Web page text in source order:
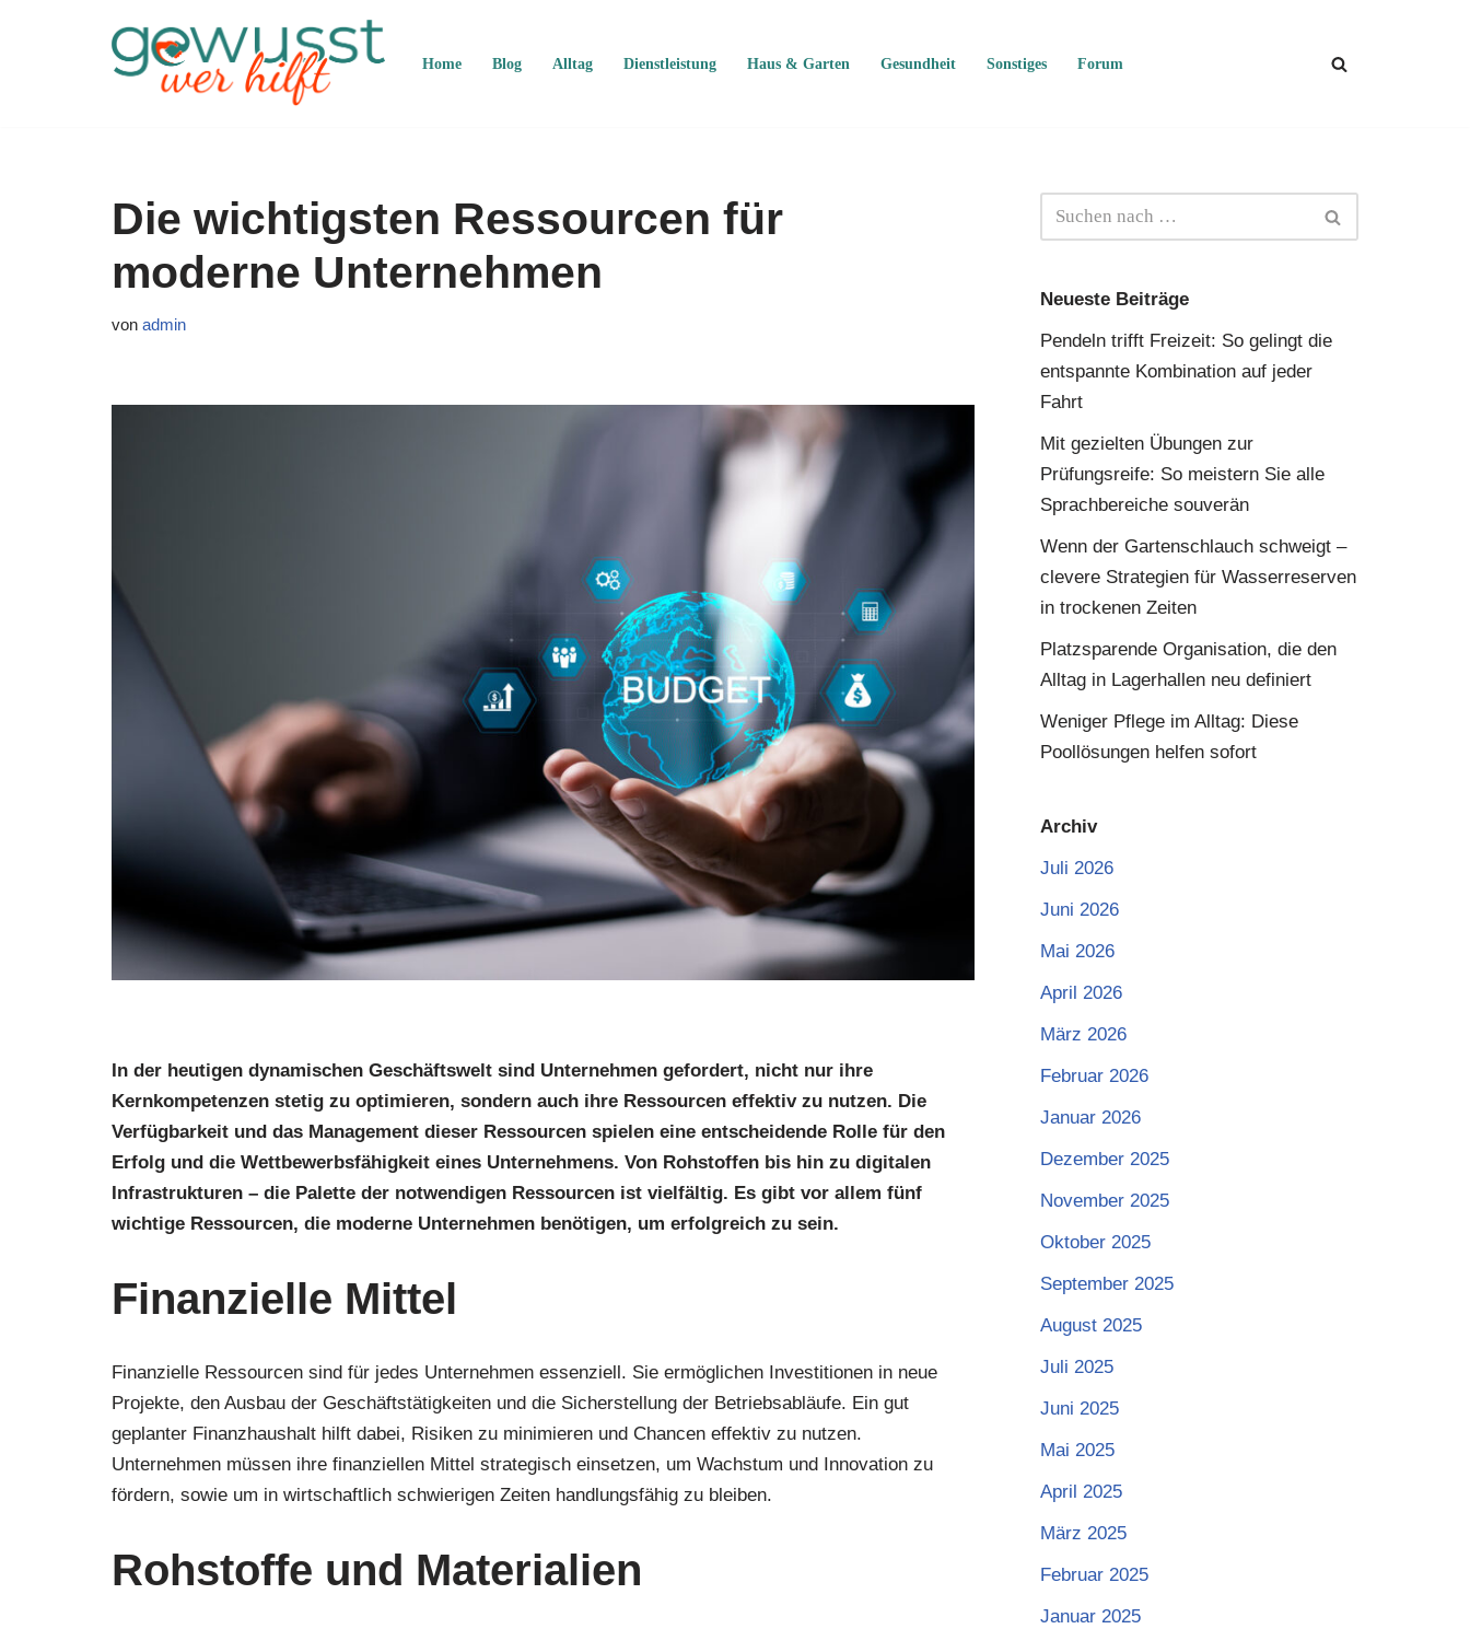
Home Blog Alltag Dienstleistung Haus & Garten Gesundheit Sonstiges Forum
Die wichtigsten Ressourcen für
moderne Unternehmen
von admin
In der heutigen dynamischen Geschäftswelt sind Unternehmen gefordert, nicht nur ihre
Kernkompetenzen stetig zu optimieren, sondern auch ihre Ressourcen effektiv zu nutzen. Die
Verfügbarkeit und das Management dieser Ressourcen spielen eine entscheidende Rolle für den
Erfolg und die Wettbewerbsfähigkeit eines Unternehmens. Von Rohstoffen bis hin zu digitalen
Infrastrukturen – die Palette der notwendigen Ressourcen ist vielfältig. Es gibt vor allem fünf
wichtige Ressourcen, die moderne Unternehmen benötigen, um erfolgreich zu sein.
Finanzielle Mittel
Finanzielle Ressourcen sind für jedes Unternehmen essenziell. Sie ermöglichen Investitionen in neue
Projekte, den Ausbau der Geschäftstätigkeiten und die Sicherstellung der Betriebsabläufe. Ein gut
geplanter Finanzhaushalt hilft dabei, Risiken zu minimieren und Chancen effektiv zu nutzen.
Unternehmen müssen ihre finanziellen Mittel strategisch einsetzen, um Wachstum und Innovation zu
fördern, sowie um in wirtschaftlich schwierigen Zeiten handlungsfähig zu bleiben.
Rohstoffe und Materialien
Neueste Beiträge
Pendeln trifft Freizeit: So gelingt die
entspannte Kombination auf jeder
Fahrt
Mit gezielten Übungen zur
Prüfungsreife: So meistern Sie alle
Sprachbereiche souverän
Wenn der Gartenschlauch schweigt –
clevere Strategien für Wasserreserven
in trockenen Zeiten
Platzsparende Organisation, die den
Alltag in Lagerhallen neu definiert
Weniger Pflege im Alltag: Diese
Poollösungen helfen sofort
Archiv
Juli 2026
Juni 2026
Mai 2026
April 2026
März 2026
Februar 2026
Januar 2026
Dezember 2025
November 2025
Oktober 2025
September 2025
August 2025
Juli 2025
Juni 2025
Mai 2025
April 2025
März 2025
Februar 2025
Januar 2025